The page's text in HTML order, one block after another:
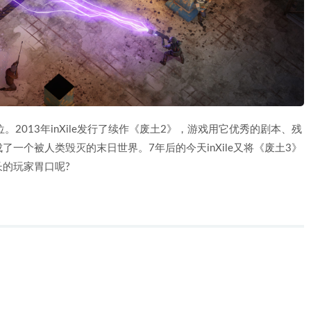
2013年inXile发行了续作《废土2》，游戏用它优秀的剧本、残
一个被人类毁灭的末日世界。7年后的今天inXile又将《废土3》
玩家胃口呢?